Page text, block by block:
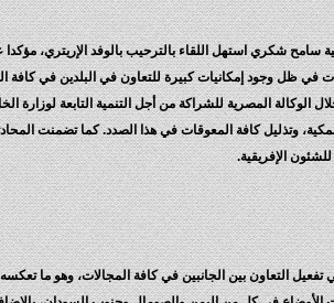
شكري استهل اللقاء بالترحيب بالوفد الإريتري، مؤكدا
في ظل وجود إمكانيات كبيرة للتعاون في البلدين في
الوكالة المصرية للشراكة من أجل التنمية التابعة لوزارة
وتذليل كافة المعوقات في هذا الصدد. كما تضمنت
الإفريقية.
تفعيل التعاون بين الجانبين في كافة المجالات، وهو ما